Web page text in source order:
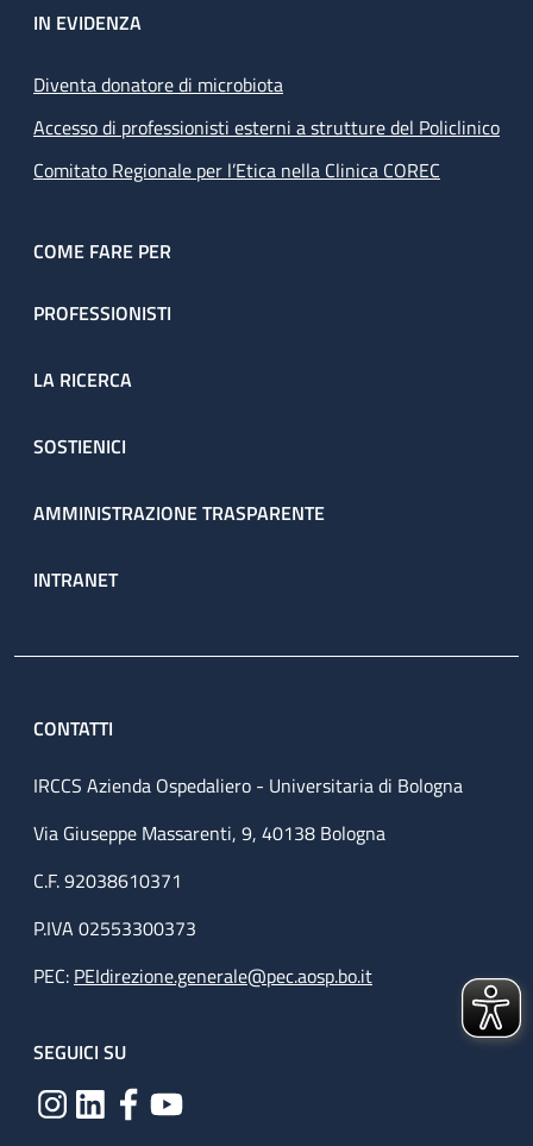
IN EVIDENZA
Diventa donatore di microbiota
Accesso di professionisti esterni a strutture del Policlinico
Comitato Regionale per l’Etica nella Clinica COREC
COME FARE PER
PROFESSIONISTI
LA RICERCA
SOSTIENICI
AMMINISTRAZIONE TRASPARENTE
INTRANET
CONTATTI
IRCCS Azienda Ospedaliero - Universitaria di Bologna
Via Giuseppe Massarenti, 9, 40138 Bologna
C.F. 92038610371
P.IVA 02553300373
PEC: PEIdirezione.generale@pec.aosp.bo.it
SEGUICI SU